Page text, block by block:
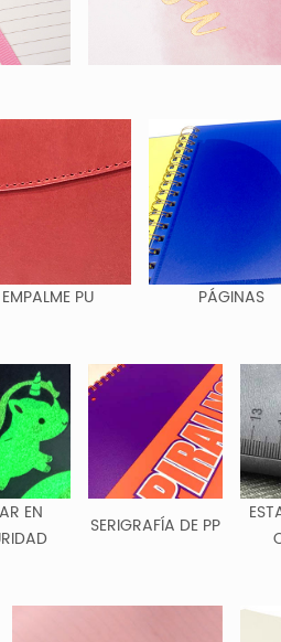
EMPALME PU PÁGINAS
EN
SERIGRAFÍA DE PP